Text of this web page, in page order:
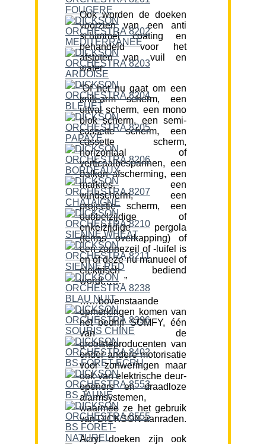
Ook worden de doeken
voorzien van een anti
schimmel coating en
behandeld voor het
afstoten van vuil en
water.
“Of het nu gaat om een
knik-arm scherm, een
uitval scherm, een mono
blok scherm, een semi-
cassette scherm, een
cassette scherm,
horizontaal of
verticaalbespannen, een
balkon afscherming, een
markies, een
windscherm, een
projectie scherm, een
dubbelzijdige of
enkelzijdige pergola
(terras overkapping) of
een zonnezeil of -luifel is
en of deze nu manueel of
elektrisch bediend
wordt…….”
……bovenstaande
opmerkingen komen van
het bedrijf SOMFY, één
van de
grootsteproducenten van
onder andere motorisatie
voor zonweringen maar
ook van elektrische deur-
openers en draadloze
alarmsystemen,
waarmee ze het gebruik
van DICKSON aanraden.
Acryl doeken zijn ook